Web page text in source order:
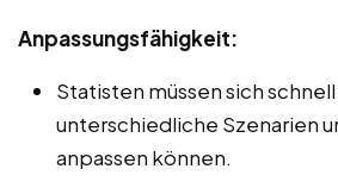
Anpassungsfähigkeit:
Statisten müssen sich schnell
unterschiedliche Szenarien
anpassen können.